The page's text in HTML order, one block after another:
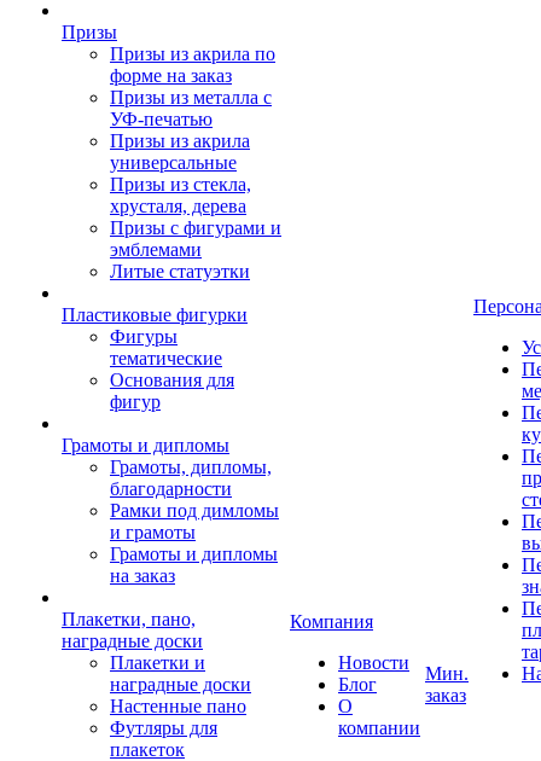
Призы
Призы из акрила по
форме на заказ
Призы из металла с
УФ-печатью
Призы из акрила
универсальные
Призы из стекла,
хрусталя, дерева
Призы с фигурами и
эмблемами
Литые статуэтки
Пластиковые фигурки
Фигуры
тематические
Основания для
фигур
Грамоты и дипломы
Грамоты, дипломы,
благодарности
Рамки под димломы
и грамоты
Грамоты и дипломы
на заказ
Плакетки, пано,
наградные доски
Плакетки и
наградные доски
Настенные пано
Футляры для
плакеток
Компания
Новости
Блог
О
компании
Мин.
заказ